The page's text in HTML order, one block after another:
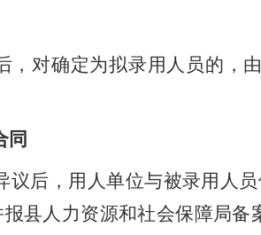
，对确定为拟录用人员的，
同
议后，用人单位与被录用人
县人力资源和社会保障局